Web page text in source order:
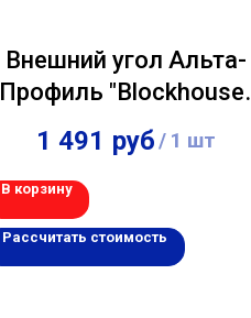
Внешний угол Альта-
Профиль "Blockhouse"
Орех 3,00м
1 491 руб/ 1 шт
В корзину
Рассчитать стоимость